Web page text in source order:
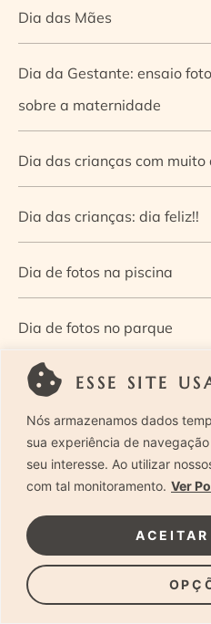
ESSE SITE
Nós armazenamos dados
sua experiência de
seu interesse. Ao utilizar
com tal monitoramento. Ver
ACEITAR
Dia das Mães
Dia da Gestante: ensaio
sobre a maternidade
Dia das crianças com muito
Dia das crianças: dia feliz!!
Dia de fotos na piscina
Dia de fotos no parque
Dia dos Pais — Guia de
Dia Mundial da Infância:
construir a memória e a
Diário de uma grávida e sua
Dica de especialista: como